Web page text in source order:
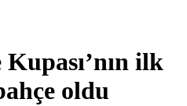
ilk
oldu